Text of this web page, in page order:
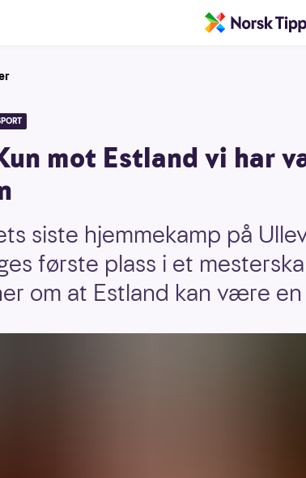
mot Estland vi har
siste hjemmekamp på
første plass i et
om at Estland kan være